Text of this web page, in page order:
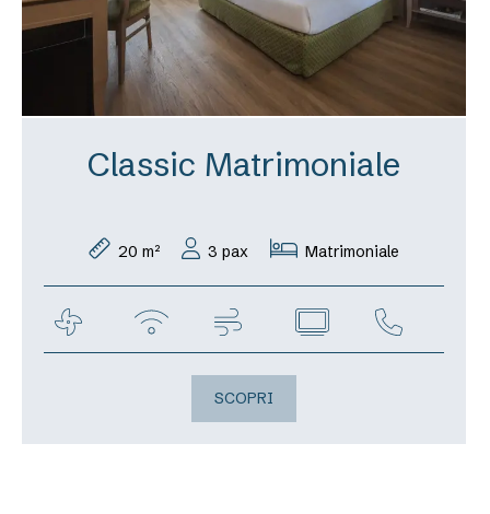
Classic Matrimoniale
20 m² 3 pax Matrimoniale
SCOPRI